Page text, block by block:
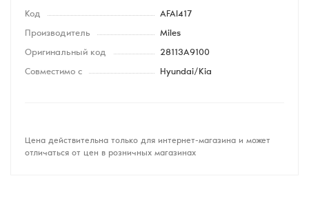
Код AFAI417
Производитель Miles
Оригинальный код 28113A9100
Совместимо с Hyundai/Kia
Цена действительна только для интернет-магазина и может
отличаться от цен в розничных магазинах